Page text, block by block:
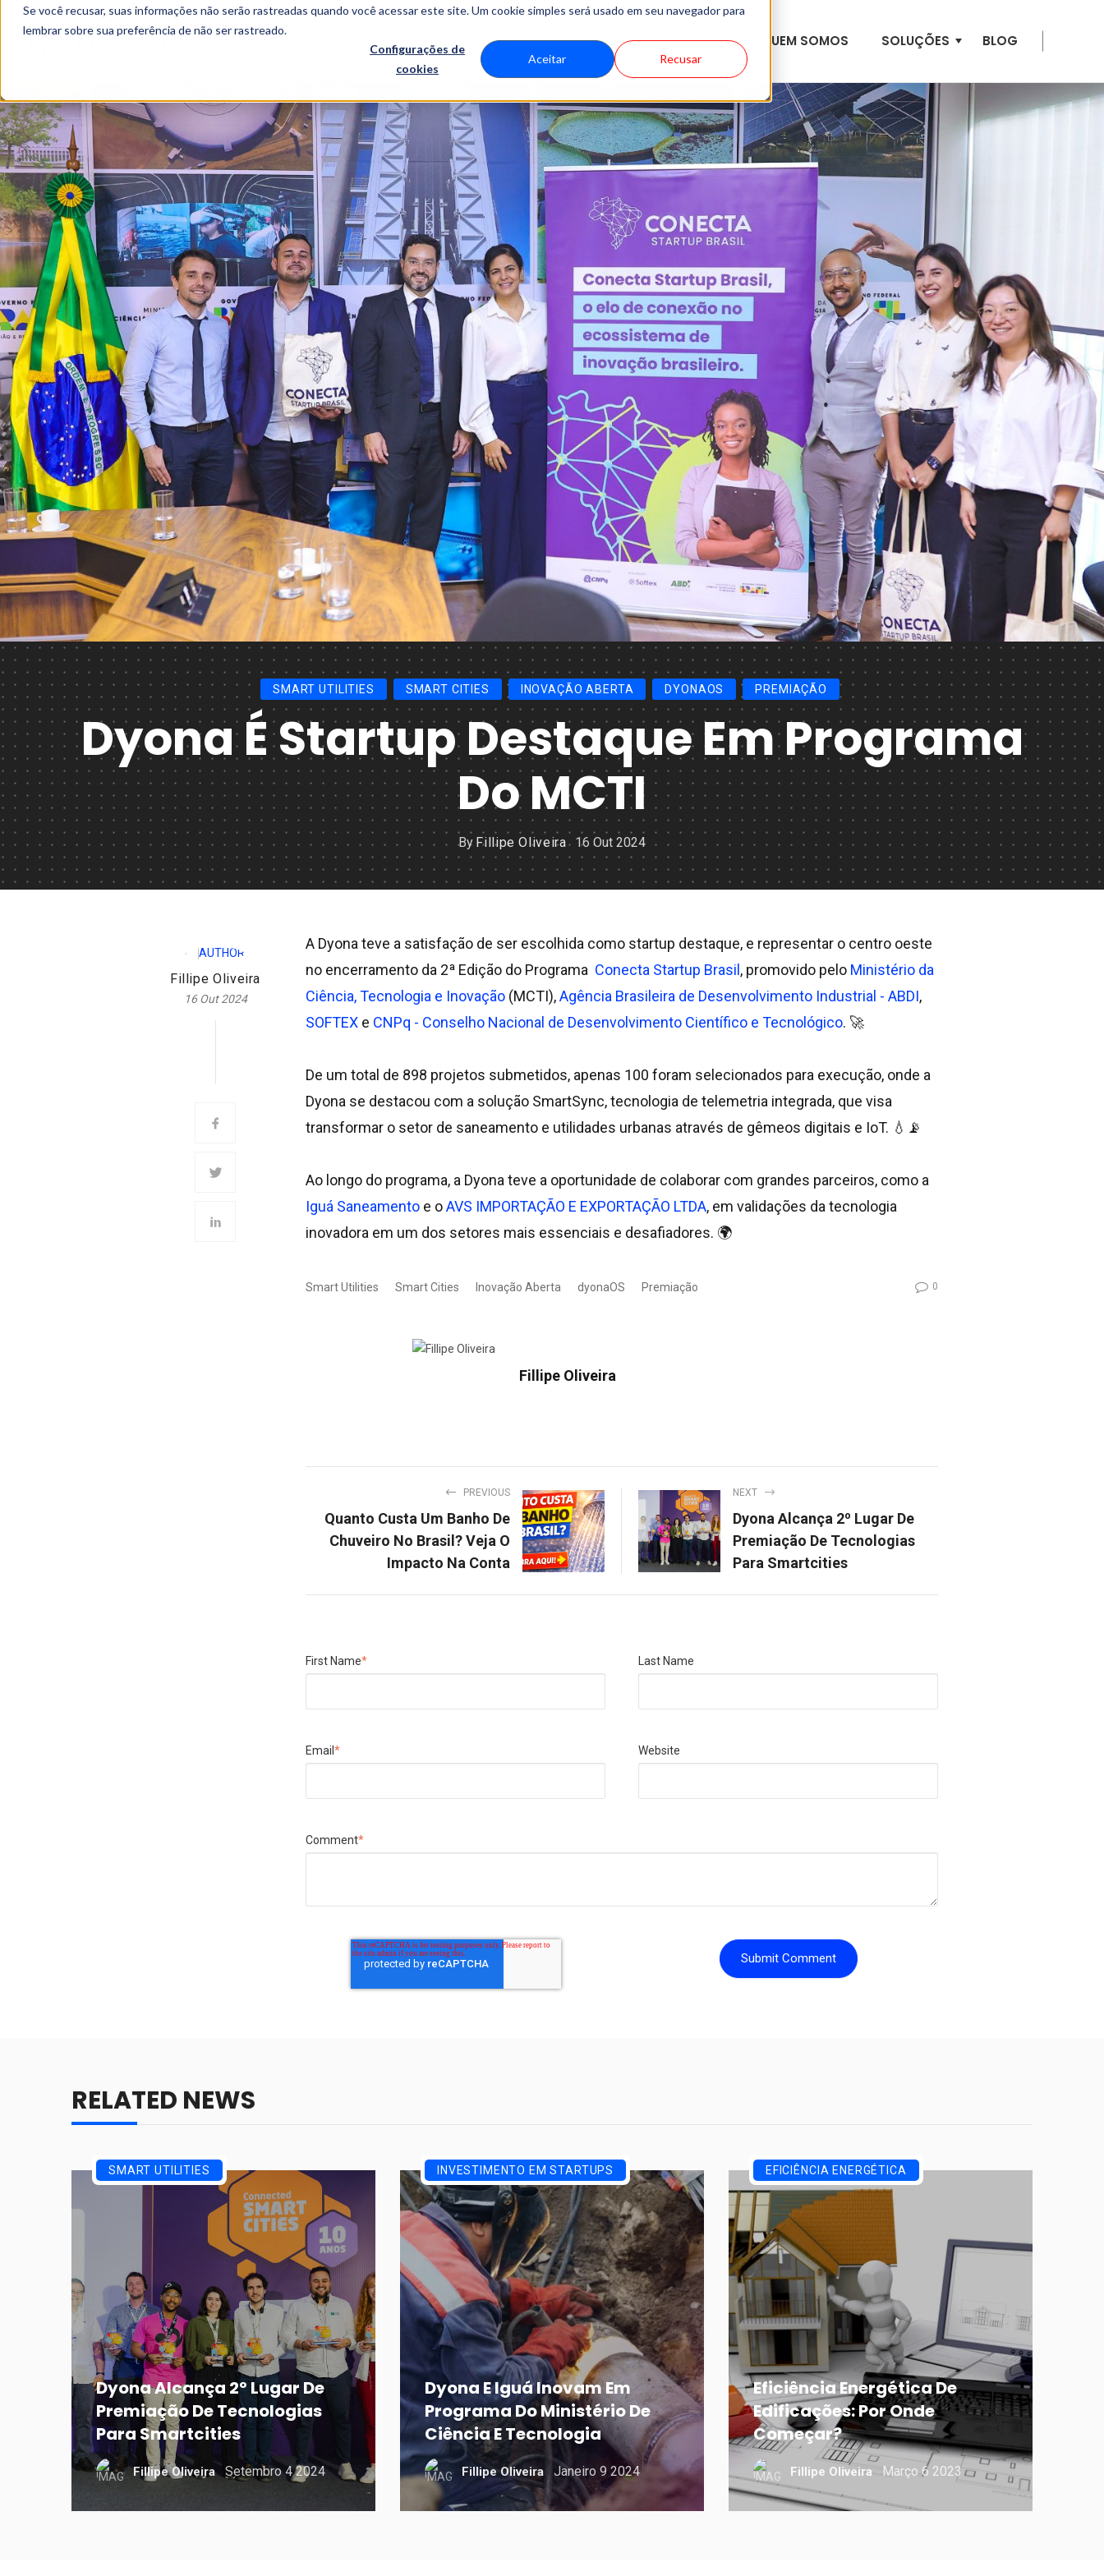
Se você recusar, suas informações não serão rastreadas quando você acessar este site. Um cookie simples será usado em seu navegador para
lembrar sobre sua preferência de não ser rastreado.
Configurações de
cookies
Aceitar Recusar
HOME QUEM SOMOS SOLUÇÕES BLOG
SMART UTILITIES SMART CITIES INOVAÇÃO ABERTA DYONAOS PREMIAÇÃO
Dyona É Startup Destaque Em Programa
Do MCTI
By Fillipe Oliveira 16 Out 2024
Fillipe Oliveira
16 Out 2024
A Dyona teve a satisfação de ser escolhida como startup destaque, e representar o centro oeste
no encerramento da 2ª Edição do Programa Conecta Startup Brasil , promovido pelo Ministério da
Ciência, Tecnologia e Inovação (MCTI),Agência Brasileira de Desenvolvimento Industrial - ABDI,
SOFTEX e CNPq - Conselho Nacional de Desenvolvimento Científico e Tecnológico. 🚀
De um total de 898 projetos submetidos, apenas 100 foram selecionados para execução, onde a
Dyona se destacou com a solução SmartSync, tecnologia de telemetria integrada, que visa
transformar o setor de saneamento e utilidades urbanas através de gêmeos digitais e IoT. 💧📡
Ao longo do programa, a Dyona teve a oportunidade de colaborar com grandes parceiros, como a
Iguá Saneamento e oAVS IMPORTAÇÃO E EXPORTAÇÃO LTDA, em validações da tecnologia
inovadora em um dos setores mais essenciais e desafiadores. 🌍
Smart Utilities Smart Cities Inovação Aberta dyonaOS Premiação 0
Fillipe Oliveira
PREVIOUS
Quanto Custa Um Banho De
Chuveiro No Brasil? Veja O
Impacto Na Conta
NEXT
Dyona Alcança 2º Lugar De
Premiação De Tecnologias
Para Smartcities
First Name* Last Name
Email * Website
Comment*
RELATED NEWS
Dyona Alcança 2º Lugar De
Premiação De Tecnologias
Para Smartcities
Fillipe Oliveira Setembro 4 2024
SMART UTILITIES
Dyona E Iguá Inovam Em
Programa Do Ministério De
Ciência E Tecnologia
Fillipe Oliveira Janeiro 9 2024
INVESTIMENTO EM STARTUPS
Eficiência Energética De
Edificações: Por Onde
Começar?
Fillipe Oliveira Março 6 2023
EFICIÊNCIA ENERGÉTICA